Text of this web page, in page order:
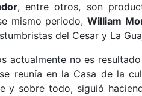
, entre otros, son
mismo periodo, William
del Cesar y La
actualmente no es
reunía en la Casa de la
y sobre todo, siguió